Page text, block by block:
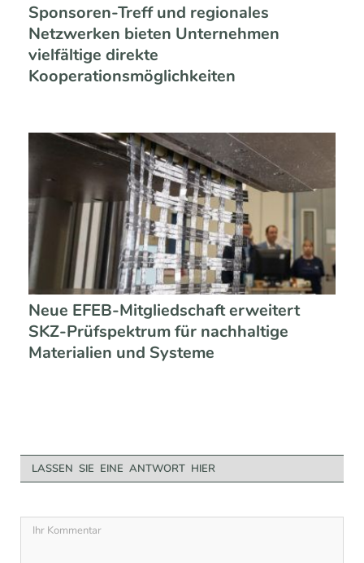
Sponsoren-Treff und regionales
Netzwerken bieten Unternehmen
vielfältige direkte
Kooperationsmöglichkeiten
Neue EFEB-Mitgliedschaft erweitert
SKZ-Prüfspektrum für nachhaltige
Materialien und Systeme
LASSEN SIE EINE ANTWORT HIER